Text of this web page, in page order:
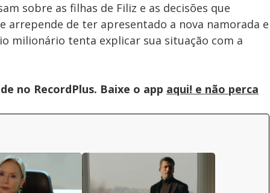
sobre as filhas de Filiz e as decisões que
arrepende de ter apresentado a nova namorada e
milionário tenta explicar sua situação com a
no RecordPlus. Baixe o app aqui! e não perca